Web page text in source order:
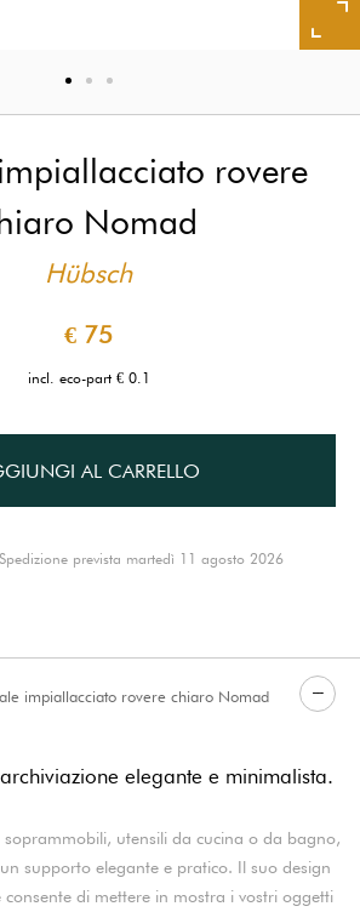
rovere
Nomad
Hübsch
€ 75
incl. eco-part € 0.1
AL CARRELLO
Spedizione prevista martedì 11 agosto 2026
impiallacciato rovere chiaro Nomad
elegante e minimalista.
soprammobili, utensili da cucina o da bagno,
supporto elegante e pratico. Il suo design
consente di mettere in mostra i vostri oggetti